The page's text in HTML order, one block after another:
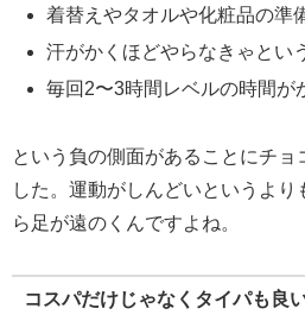
着替えやタオルや化粧品の準
汗がかくほどやらなきゃとい
毎回2〜3時間レベルの時間が
という負の側面があることにチョ
した。運動がしんどいというよ
ら足が遠のくんですよね。
コスパだけじゃなくタイパも良